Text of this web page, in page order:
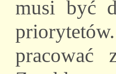
musi być
pracować